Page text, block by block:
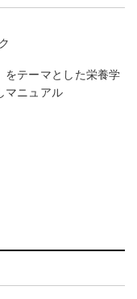
をテーマとした栄養学
マニュアル